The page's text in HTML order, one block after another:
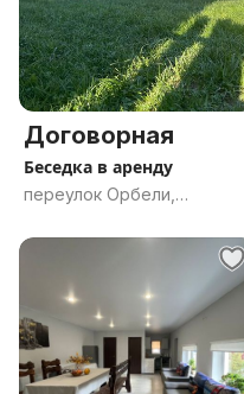
Договорная
Беседка в аренду
переулок Орбели,
область